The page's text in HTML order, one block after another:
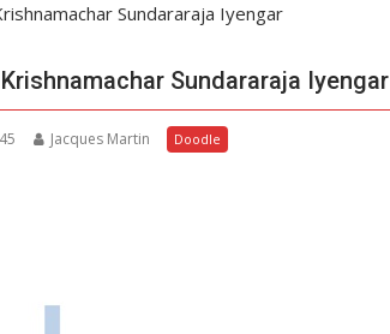
Sundararaja Iyengar
Sundararaja Iyengar
Jacques Martin Doodle